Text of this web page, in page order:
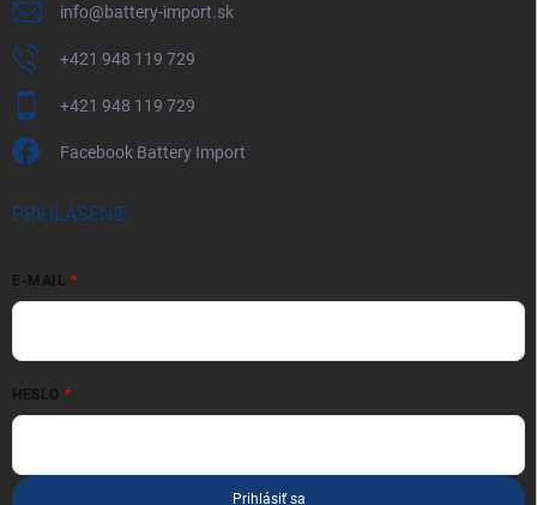
info@battery-import.sk
+421 948 119 729
+421 948 119 729
Facebook Battery Import
PRIHLÁSENIE
E-MAIL
HESLO
Prihlásiť sa